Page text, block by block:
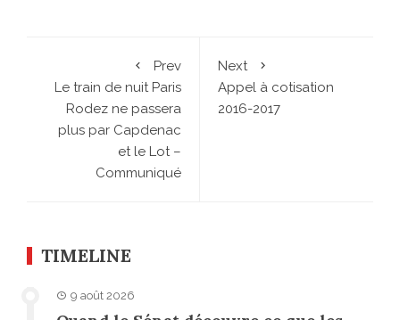
Prev
Le train de nuit Paris
Rodez ne passera
plus par Capdenac
et le Lot –
Communiqué
Next
Appel à cotisation
2016-2017
TIMELINE
9 août 2026